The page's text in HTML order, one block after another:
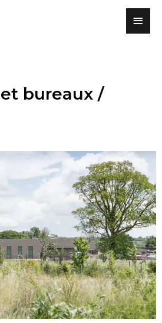
bureaux /